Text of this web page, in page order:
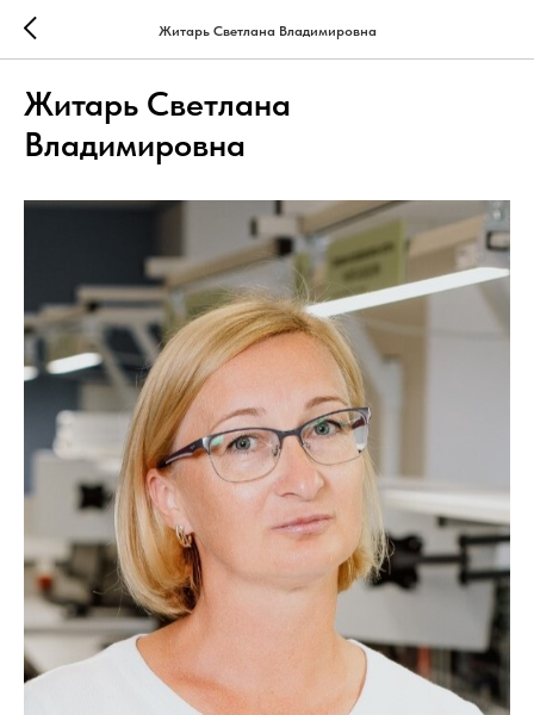
Житарь Светлана Владимировна
Житарь Светлана
Владимировна